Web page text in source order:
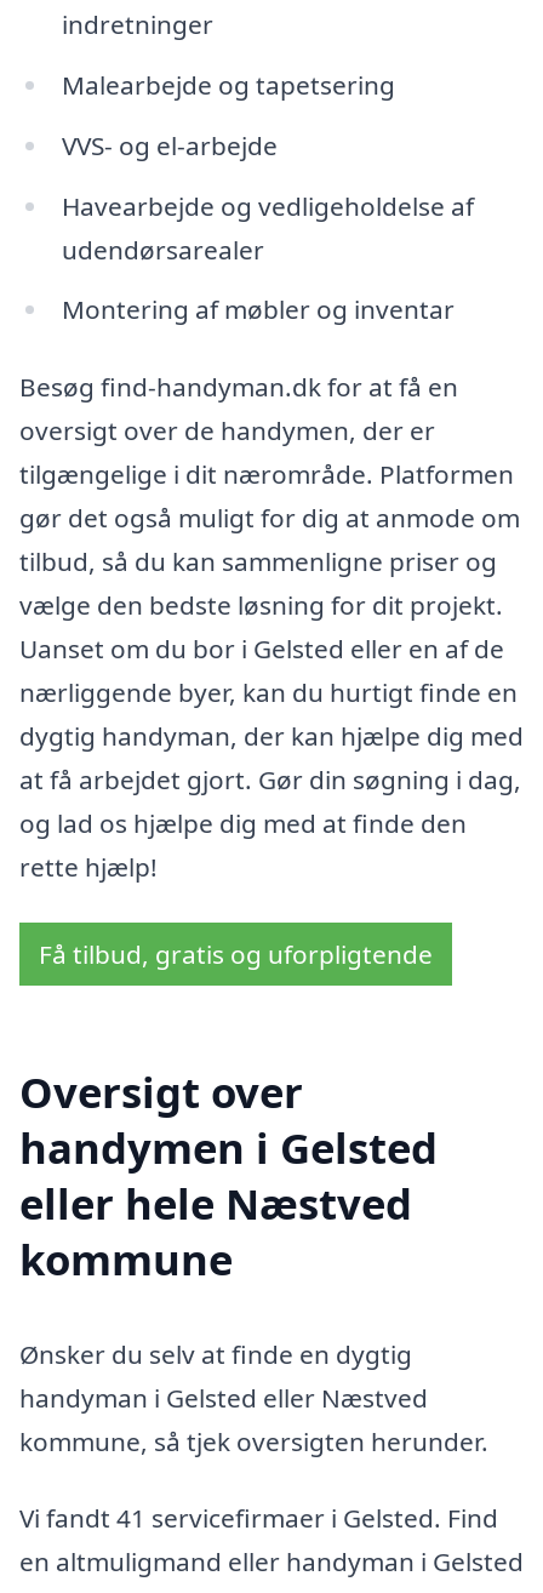
indretninger
Malearbejde og tapetsering
VVS- og el-arbejde
Havearbejde og vedligeholdelse af
udendørsarealer
Montering af møbler og inventar
Besøg find-handyman.dk for at få en
oversigt over de handymen, der er
tilgængelige i dit nærområde. Platformen
gør det også muligt for dig at anmode om
tilbud, så du kan sammenligne priser og
vælge den bedste løsning for dit projekt.
Uanset om du bor i Gelsted eller en af de
nærliggende byer, kan du hurtigt finde en
dygtig handyman, der kan hjælpe dig med
at få arbejdet gjort. Gør din søgning i dag,
og lad os hjælpe dig med at finde den
rette hjælp!
Få tilbud, gratis og uforpligtende
Oversigt over
handymen i Gelsted
eller hele Næstved
kommune
Ønsker du selv at finde en dygtig
handyman i Gelsted eller Næstved
kommune, så tjek oversigten herunder.
Vi fandt 41 servicefirmaer i Gelsted. Find
en altmuligmand eller handyman i Gelsted